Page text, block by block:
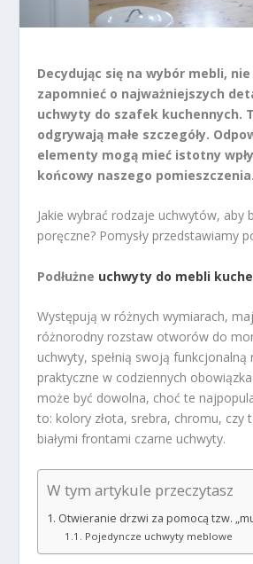
Decydując się na wybór mebli,
zapomnieć o najważniejszych
uchwyty do szafek kuchennych.
odgrywają małe szczegóły.
elementy mogą mieć istotny
końcowy naszego pomieszczenia.
Jakie wybrać rodzaje uchwytów, aby
poręczne? Pomysły przedstawiamy
Podłużne uchwyty do mebli
Występują w różnych wymiarach,
różnorodny rozstaw otworów do
uchwyty, spełnią swoją funkcjonalną
praktyczne w codziennych
może być dowolna, choć te
to: kolory złota, srebra, chromu, czy
białymi frontami czarne uchwyty.
W tym artykule przeczytasz
Otwieranie drzwi za pomocą tzw.
Pojedyncze uchwyty meblowe